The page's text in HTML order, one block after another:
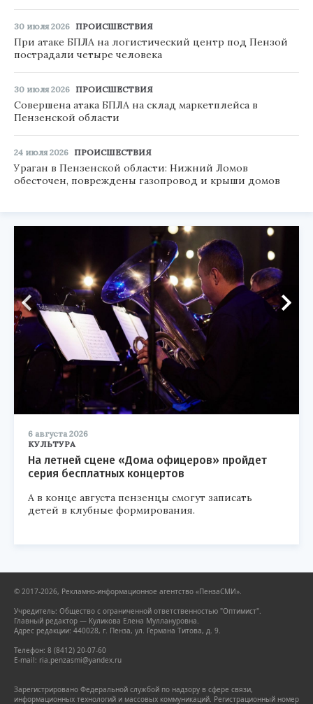
30 июля 2026 ПРОИСШЕСТВИЯ
При атаке БПЛА на логистический центр под Пензой
пострадали четыре человека
30 июля 2026 ПРОИСШЕСТВИЯ
Совершена атака БПЛА на склад маркетплейса в
Пензенской области
24 июля 2026 ПРОИСШЕСТВИЯ
Ураган в Пензенской области: Нижний Ломов
обесточен, повреждены газопровод и крыши домов
6 августа 2026
КУЛЬТУРА
На летней сцене «Дома офицеров» пройдет
серия бесплатных концертов
А в конце августа пензенцы смогут записать
детей в клубные формирования.
© 2017-2026, Рекламно-информационное агентство «ПензаСМИ».
Учредитель: Общество с ограниченной ответственностью "Оптимист".
Главный редактор — Куликова Елена Муллануровна.
Адрес редакции: 440028, г. Пенза, ул. Германа Титова, д. 9.
Телефон: 8 (8412) 20-07-60
E-mail: ria.penzasmi@yandex.ru
Зарегистрировано Федеральной службой по надзору в сфере связи,
информационных технологий и массовых коммуникаций. Регистрационный номер